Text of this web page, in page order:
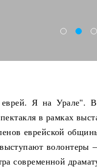
Я на Урале".
в рамках
еврейской
современной